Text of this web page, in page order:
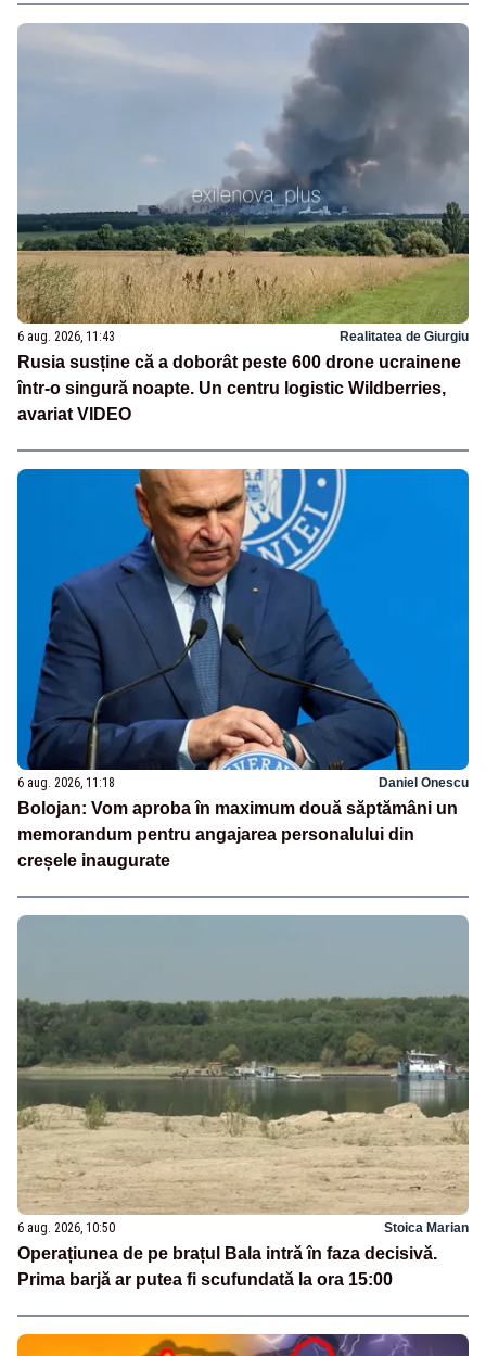
6 aug. 2026, 11:43 Realitatea de Giurgiu
Rusia susține că a doborât peste 600 drone ucrainene
într-o singură noapte. Un centru logistic Wildberries,
avariat VIDEO
6 aug. 2026, 11:18 Daniel Onescu
Bolojan: Vom aproba în maximum două săptămâni un
memorandum pentru angajarea personalului din
creșele inaugurate
6 aug. 2026, 10:50 Stoica Marian
Operațiunea de pe brațul Bala intră în faza decisivă.
Prima barjă ar putea fi scufundată la ora 15:00